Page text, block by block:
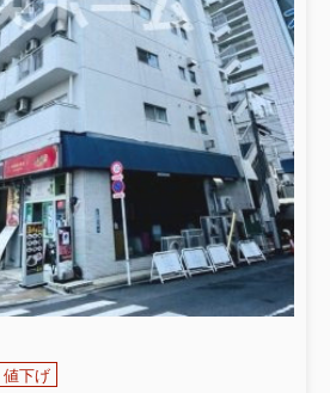
値下げ